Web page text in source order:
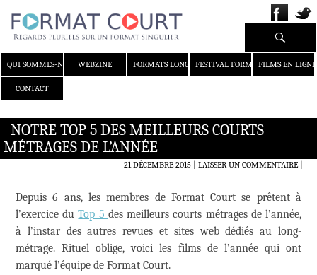
QUI SOMMES-NOUS ?WEBZINE FORMATS LONGS FESTIVAL FORMAT COURT
FILMS EN LIGNE
CONTACT
Recherche
NOTRE TOP 5 DES MEILLEURS COURTS
MÉTRAGES DE L’ANNÉE
21 DÉCEMBRE 2015 LAISSER UN COMMENTAIRE|
Depuis 6 ans, les membres de Format Court se prêtent à
l’exercice duTop 5 des meilleurs courts métrages de l’année,
à l’instar des autres revues et sites web dédiés au long-
métrage. Rituel oblige, voici les films de l’année qui ont
marqué l’équipe de Format Court.